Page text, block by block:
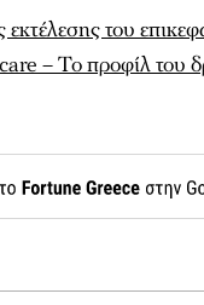
εκτέλεσης του
– Το προφίλ του